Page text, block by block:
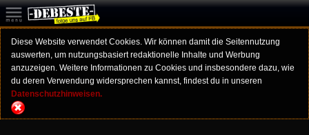
Diese Website verwendet Cookies. Wir können damit die Seitennutzung
auswerten, um nutzungsbasiert redaktionelle Inhalte und Werbung
anzuzeigen. Weitere Informationen zu Cookies und insbesondere dazu, wie
du deren Verwendung widersprechen kannst, findest du in unseren
Datenschutzhinweisen.